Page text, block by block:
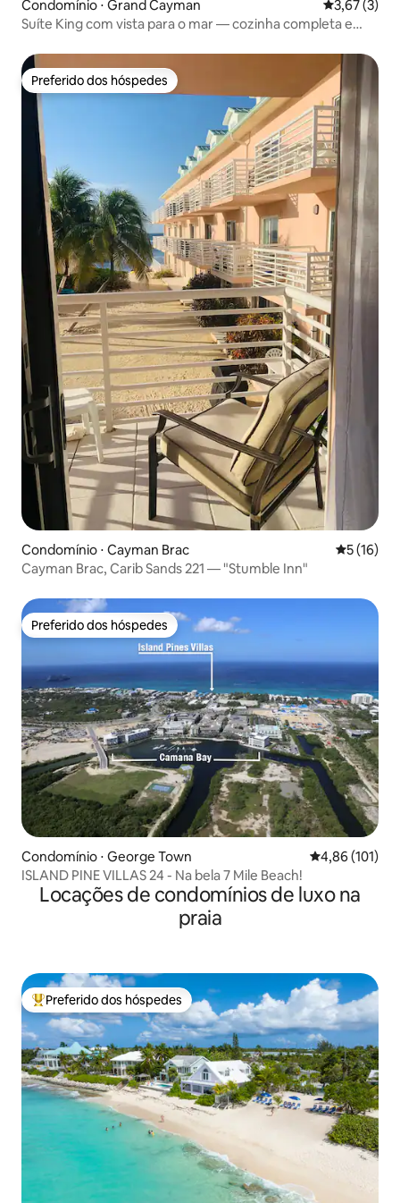
Condomínio ⋅ Grand Cayman 3,67 de
3,67 (3)
Suíte King com vista para o mar — cozinha completa e
Preferido dos hóspedes
Preferido dos hóspedes
Condomínio ⋅ Cayman Brac 5 de uma
5 (16)
Cayman Brac, Carib Sands 221 — "Stumble Inn"
Preferido dos hóspedes
Preferido dos hóspedes
Condomínio ⋅ George Town 4,86 de uma
4,86 (101)
ISLAND PINE VILLAS 24 - Na bela 7 Mile Beach!
Locações de condomínios de luxo na
praia
Entre os melhores preferidos dos hóspedes
Preferido dos hóspedes